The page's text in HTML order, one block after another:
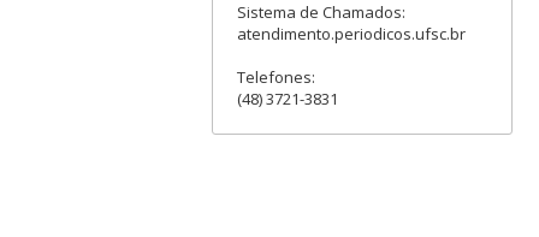
Sistema de Chamados:
atendimento.periodicos.ufsc.br
Telefones:
(48) 3721-3831